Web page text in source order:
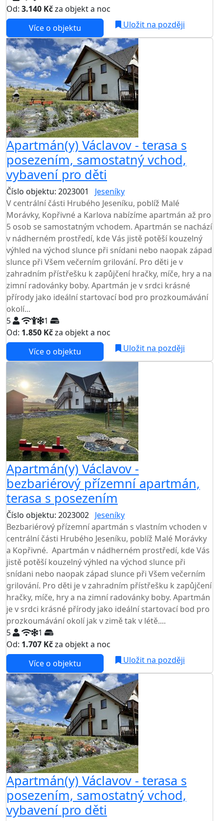
Od: 3.140 Kčza objekt a noc
Více o objektu
Uložit na později
Apartmán(y) Václavov - terasa s
posezením, samostatný vchod,
vybavení pro děti
Číslo objektu: 2023001
Jeseníky
V centrální části Hrubého Jeseníku, poblíž Malé
Morávky, Kopřivné a Karlova nabízíme apartmán až pro
5 osob se samostatným vchodem. Apartmán se nachází
v nádherném prostředí, kde Vás jistě potěší kouzelný
výhled na východ slunce při snídani nebo naopak západ
slunce při Všem večerním grilování. Pro děti je v
zahradním přístřešku k zapůjčení hračky, míče, hry a na
zimní radovánky boby. Apartmán je v srdci krásné
přírody jako ideální startovací bod pro prozkoumávání
okolí...
5
1
Od: 1.850 Kčza objekt a noc
Více o objektu Uložit na později
Apartmán(y) Václavov -
bezbariérový přízemní apartmán,
terasa s posezením
Číslo objektu: 2023002 Jeseníky
Bezbariérový přízemní apartmán s vlastním vchoden v
centrální části Hrubého Jeseníku, poblíž Malé Morávky
a Kopřivné. Apartmán v nádherném prostředí, kde Vás
jistě potěší kouzelný výhled na východ slunce při
snídani nebo naopak západ slunce při Všem večerním
grilování. Pro děti je v zahradním přístřešku k zapůjčení
hračky, míče, hry a na zimní radovánky boby. Apartmán
je v srdci krásné přírody jako ideální startovací bod pro
prozkoumávání okolí jak v zimě tak v létě....
5
1
Od: 1.707 Kčza objekt a noc
Více o objektu Uložit na později
Apartmán(y) Václavov - terasa s
posezením, samostatný vchod,
vybavení pro děti